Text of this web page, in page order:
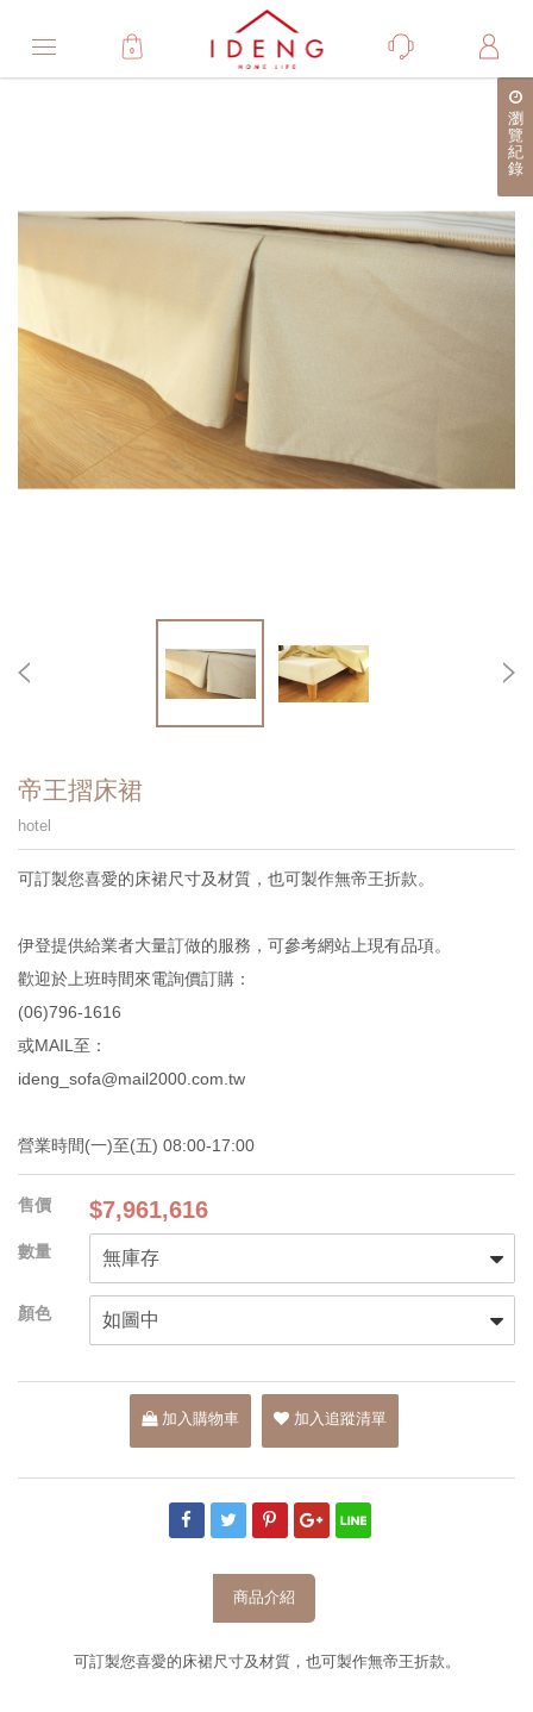
0
瀏
覽
紀
錄
詳
紹
帝王摺床裙
hotel
可訂製您喜愛的床裙尺寸及材質，也可製作無帝王折款。
伊登提供給業者大量訂做的服務，可參考網站上現有品項。
歡迎於上班時間來電詢價訂購：
(06)796-1616
或MAIL至：
ideng_sofa@mail2000.com.tw
營業時間(一)至(五) 08:00-17:00
$7,961,616
加入購物車 加入追蹤清單
商品介紹
可訂製您喜愛的床裙尺寸及材質，也可製作無帝王折款。